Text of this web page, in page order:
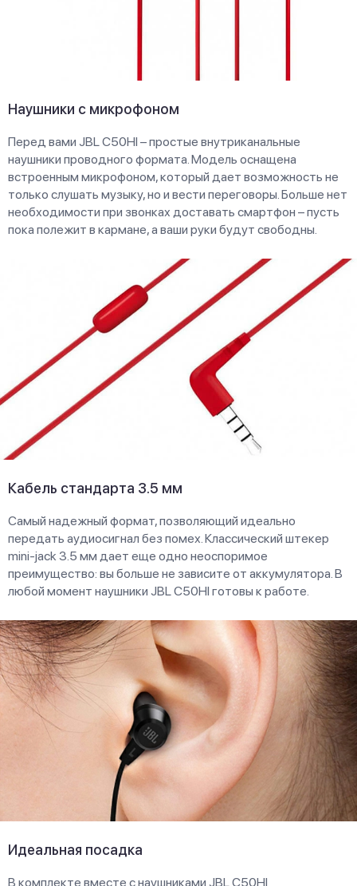
Наушники с микрофоном
Перед вами JBL C50HI – простые внутриканальные
наушники проводного формата. Модель оснащена
встроенным микрофоном, который дает возможность не
только слушать музыку, но и вести переговоры. Больше нет
необходимости при звонках доставать смартфон – пусть
пока полежит в кармане, а ваши руки будут свободны.
Кабель стандарта 3.5 мм
Самый надежный формат, позволяющий идеально
передать аудиосигнал без помех. Классический штекер
mini-jack 3.5 мм дает еще одно неоспоримое
преимущество: вы больше не зависите от аккумулятора. В
любой момент наушники JBL C50HI готовы к работе.
Идеальная посадка
В комплекте вместе с наушниками JBL C50HI